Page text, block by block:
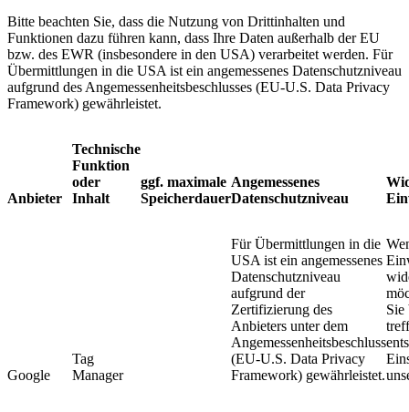
Bitte beachten Sie, dass die Nutzung von Drittinhalten und
Funktionen dazu führen kann, dass Ihre Daten außerhalb der EU
bzw. des EWR (insbesondere in den USA) verarbeitet werden. Für
Übermittlungen in die USA ist ein angemessenes Datenschutzniveau
aufgrund des Angemessenheitsbeschlusses (EU-U.S. Data Privacy
Framework) gewährleistet.
Anbieter
Technische
Funktion
oder
Inhalt
ggf. maximale
Speicherdauer
​Angemessenes
Datenschutzniveau​
Google
Tag
Manager
Für Übermittlungen in die
USA ist ein angemessenes
Datenschutzniveau
aufgrund der
Zertifizierung des
Anbieters unter dem
Angemessenheitsbeschluss
(EU-U.S. Data Privacy
Framework) gewährleistet.
Sie